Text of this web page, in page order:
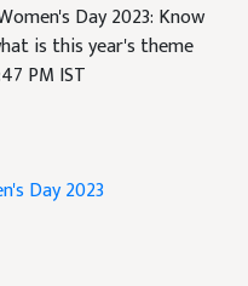
Day 2023: Know
is this year's theme
PM IST
Day 2023